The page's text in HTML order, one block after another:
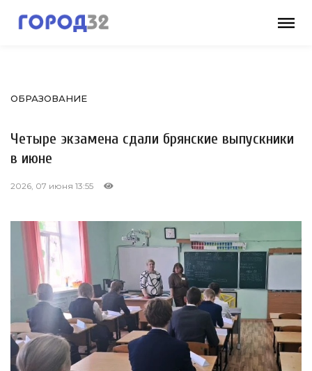
ОБРАЗОВАНИЕ
Четыре экзамена сдали брянские выпускники
в июне
2026, 07 июня 13:55